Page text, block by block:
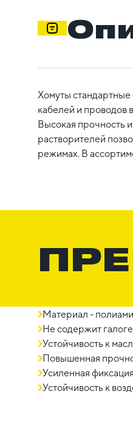
Хомуты
кабелей и проводов
Высокая прочность
растворителей
режимах. В
Материал -
Не содержит
Устойчивость к
Повышенная
Усиленная
Устойчивость к